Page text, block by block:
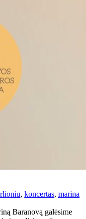
, koncertas, marina
Baranovą galėsime